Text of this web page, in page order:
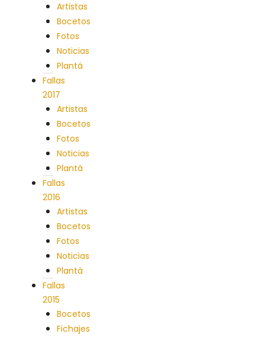
Artistas
Bocetos
Fotos
Noticias
Plantá
Fallas
2017
Artistas
Bocetos
Fotos
Noticias
Plantà
Fallas
2016
Artistas
Bocetos
Fotos
Noticias
Plantà
Fallas
2015
Bocetos
Fichajes